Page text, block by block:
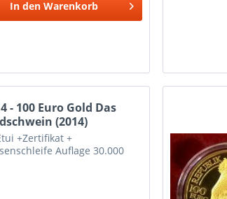
In den Warenkorb
- 100 Euro Gold Das
(2014)
+Zertifikat +
Auflage 30.000